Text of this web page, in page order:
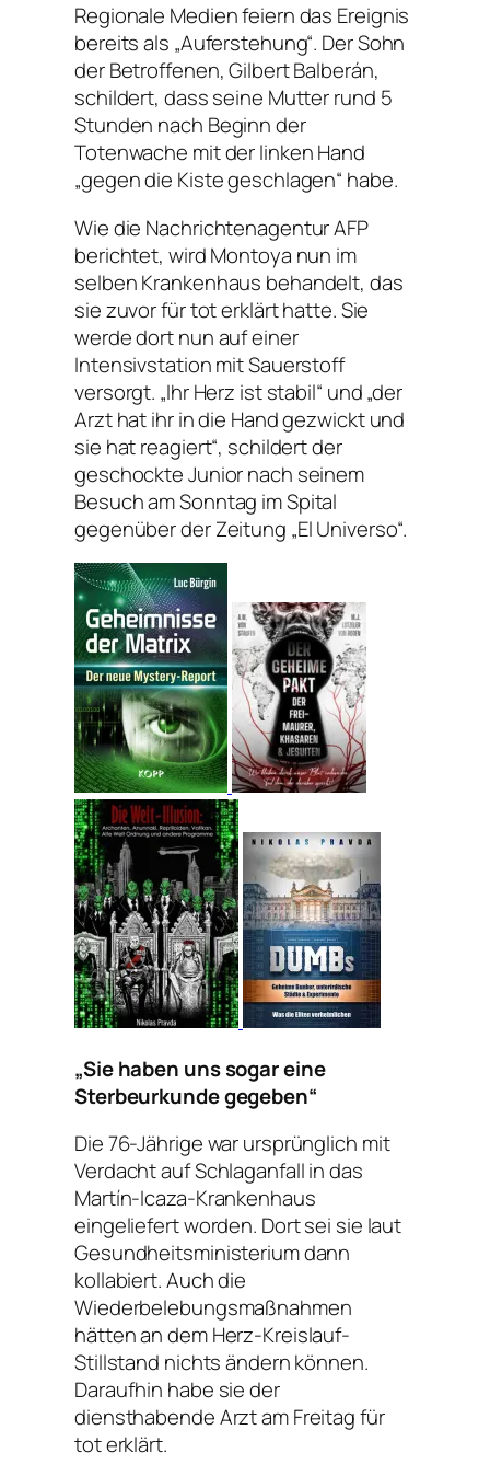
Regionale Medien feiern das Ereignis
bereits als „Auferstehung“. Der Sohn
der Betroffenen, Gilbert Balberán,
schildert, dass seine Mutter rund 5
Stunden nach Beginn der
Totenwache mit der linken Hand
„gegen die Kiste geschlagen“ habe.
Wie die Nachrichtenagentur AFP
berichtet, wird Montoya nun im
selben Krankenhaus behandelt, das
sie zuvor für tot erklärt hatte. Sie
werde dort nun auf einer
Intensivstation mit Sauerstoff
versorgt. „Ihr Herz ist stabil“ und „der
Arzt hat ihr in die Hand gezwickt und
sie hat reagiert“, schildert der
geschockte Junior nach seinem
Besuch am Sonntag im Spital
gegenüber der Zeitung „El Universo“.
„Sie haben uns sogar eine
Sterbeurkunde gegeben“
Die 76-Jährige war ursprünglich mit
Verdacht auf Schlaganfall in das
Martín-Icaza-Krankenhaus
eingeliefert worden. Dort sei sie laut
Gesundheitsministerium dann
kollabiert. Auch die
Wiederbelebungsmaßnahmen
hätten an dem Herz-Kreislauf-
Stillstand nichts ändern können.
Daraufhin habe sie der
diensthabende Arzt am Freitag für
tot erklärt.